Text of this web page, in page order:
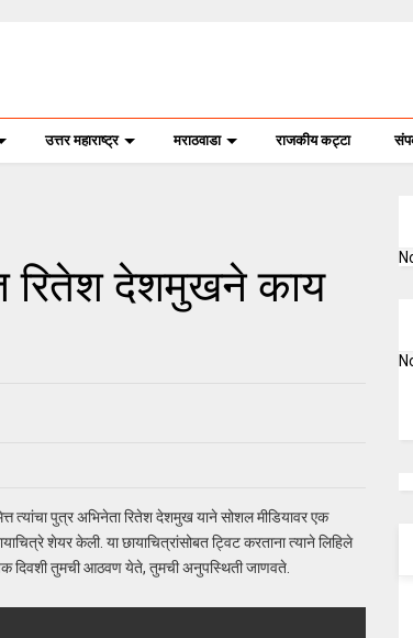
उत्तर महाराष्ट्र मराठवाडा राजकीय कट्टा
रितेश देशमुखने काय
त्यांचा पुत्र अभिनेता रितेश देशमुख याने सोशल मीडियावर एक
शेयर केली. या छायाचित्रांसोबत ट्विट करताना त्याने लिहिले
दिवशी तुमची आठवण येते, तुमची अनुपस्थिती जाणवते.